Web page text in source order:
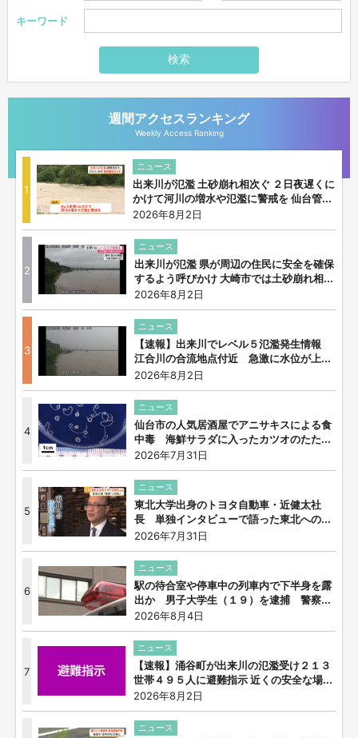
キーワード
検索
週間アクセスランキング
Weekly Access Ranking
1
ニュース
出来川が氾濫 土砂崩れ相次ぐ ２日夜遅くに
かけて河川の増水や氾濫に警戒を 仙台管...
2026年8月2日
2
ニュース
出来川が氾濫 県が周辺の住民に安全を確保
するよう呼びかけ 大崎市では土砂崩れ相...
2026年8月2日
3
ニュース
【速報】出来川でレベル５氾濫発生情報
江合川の合流地点付近 急激に水位が上...
2026年8月2日
4
ニュース
仙台市の人気居酒屋でアニサキスによる食
中毒 海鮮サラダに入ったカツオのたた...
2026年7月31日
5
ニュース
東北大学出身のトヨタ自動車・近健太社
長 単独インタビューで語った東北への...
2026年7月31日
6
ニュース
駅の待合室や停車中の列車内で下半身を露
出か 男子大学生（１９）を逮捕 警察...
2026年8月4日
7
ニュース
【速報】涌谷町が出来川の氾濫受け２１３
世帯４９５人に避難指示 近くの安全な場...
2026年8月2日
ニュース